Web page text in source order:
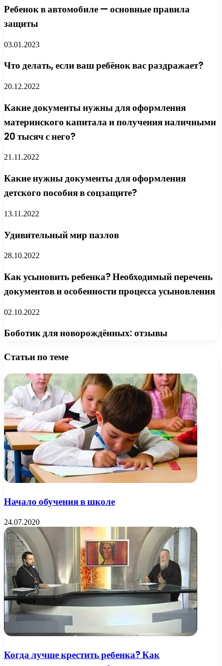
Ребенок в автомобиле — основные правила
защиты
03.01.2023
Что делать, если ваш ребёнок вас раздражает?
20.12.2022
Какие документы нужны для оформления
материнского капитала и получения наличными
20 тысяч с него?
21.11.2022
Какие нужны документы для оформления
детского пособия в соцзащите?
13.11.2022
Удивительный мир пазлов
28.10.2022
Как усыновить ребенка? Необходимый перечень
документов и особенности процесса усыновления
02.10.2022
Боботик для новорождённых: отзывы
Статьи по теме
Начало обучения в школе
24.07.2020
Когда лучше крестить ребенка? Как